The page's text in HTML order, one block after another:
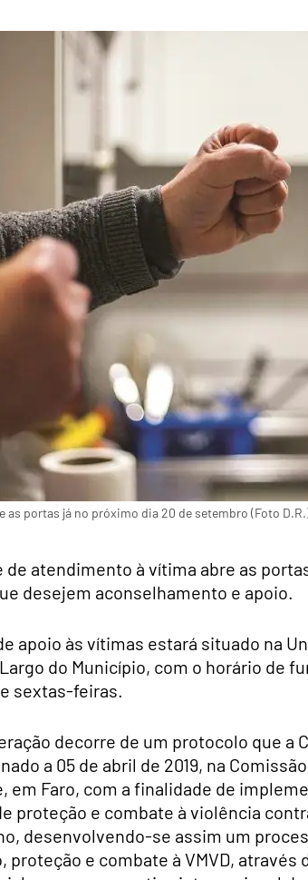
as portas já no próximo dia 20 de setembro (Foto
de atendimento à vítima abre as
desejem aconselhamento e apoio.
apoio às vítimas estará situado na
do Município, com o horário de
sextas-feiras.
decorre de um protocolo que a
a 05 de abril de 2019, na
em Faro, com a finalidade de
proteção e combate à violência
desenvolvendo-se assim um
proteção e combate à VMVD,